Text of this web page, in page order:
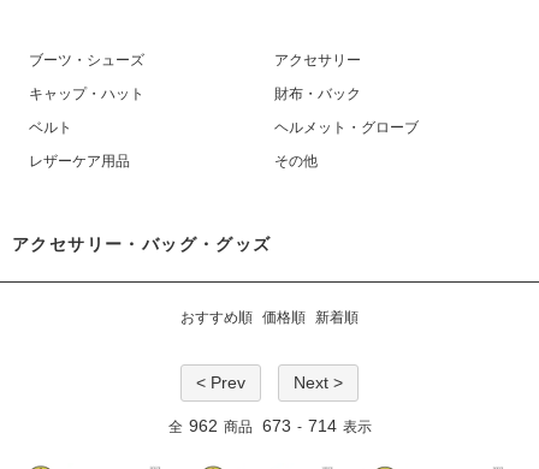
ブーツ・シューズ
アクセサリー
キャップ・ハット
財布・バック
ベルト
ヘルメット・グローブ
レザーケア用品
その他
アクセサリー・バッグ・グッズ
おすすめ順 価格順 新着順
< Prev Next >
全 962 商品 673 - 714 表示